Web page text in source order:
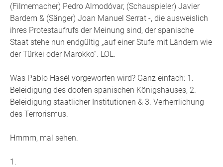
(Filmemacher) Pedro Almodóvar, (Schauspieler) Javier
Bardem & (Sänger) Joan Manuel Serrat -, die ausweislich
ihres Protestaufrufs der Meinung sind, der spanische
Staat stehe nun endgültig „auf einer Stufe mit Ländern wie
der Türkei oder Marokko“. LOL.
Was Pablo Hasél vorgeworfen wird? Ganz einfach: 1.
Beleidigung des doofen spanischen Königshauses, 2.
Beleidigung staatlicher Institutionen & 3. Verherrlichung
des Terrorismus.
Hmmm, mal sehen.
1.